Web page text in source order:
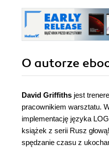
O autorze
David Griffiths jest
pracownikiem warsztatu.
implementację języka
książek z serii Rusz
spędzanie czasu z